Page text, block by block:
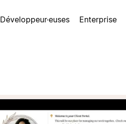
Développeur·euses Enterprise